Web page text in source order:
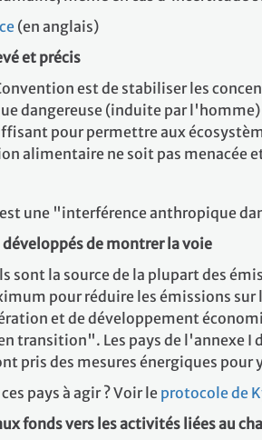
(en anglais)
et précis
est de stabiliser les
dangereuse (induite par
pour permettre aux
alimentaire ne soit pas menacée
une "interférence anthropique
de montrer la voie
sont la source de la plupart des
pour réduire les émissions
et de développement
transition". Les pays de l'annexe
pris des mesures énergiques pour
pays à agir ? Voir le protocole de
fonds vers les activités liées au